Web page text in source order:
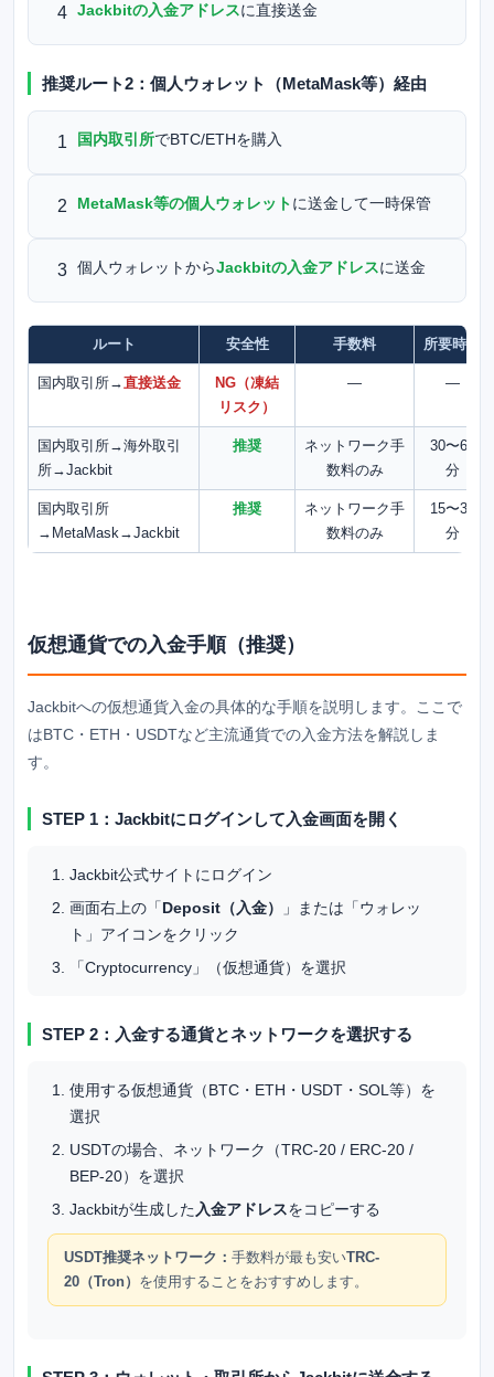
4 Jackbitの入金アドレスに直接送金
推奨ルート2：個人ウォレット（MetaMask等）経由
1 国内取引所でBTC/ETHを購入
2 MetaMask等の個人ウォレットに送金して一時保管
3 個人ウォレットからJackbitの入金アドレスに送金
ルート 安全性 手数料 所要時間
国内取引所→直接送金
NG（凍結
リスク）
— —
国内取引所→海外取引
所→Jackbit
推奨
ネットワーク手
数料のみ
30〜60
分
国内取引所
→MetaMask→Jackbit
推奨
ネットワーク手
数料のみ
15〜30
分
仮想通貨での入金手順（推奨）
Jackbitへの仮想通貨入金の具体的な手順を説明します。ここで
はBTC・ETH・USDTなど主流通貨での入金方法を解説しま
す。
STEP 1：Jackbitにログインして入金画面を開く
Jackbit公式サイトにログイン
画面右上の「Deposit（入金）
」または「ウォレッ
ト」アイコンをクリック
「Cryptocurrency」（仮想通貨）を選択
STEP 2：入金する通貨とネットワークを選択する
使用する仮想通貨（BTC・ETH・USDT・SOL等）を
選択
USDTの場合、ネットワーク（TRC-20 / ERC-20 /
BEP-20）を選択
Jackbitが生成した 入金アドレスをコピーする
USDT推奨ネットワーク： 手数料が最も安いTRC-
20（Tron） を使用することをおすすめします。